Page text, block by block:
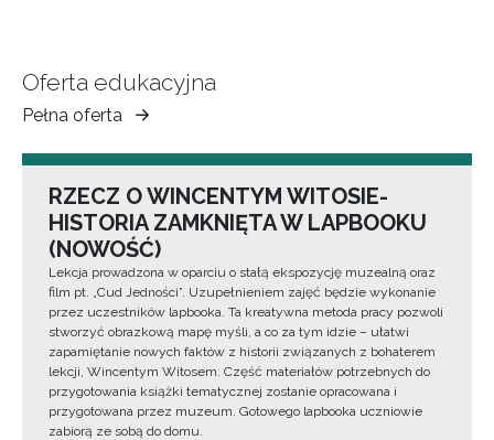
Oferta edukacyjna
Pełna oferta
Muzeum
Ziemi
RZECZ O WINCENTYM WITOSIE-
HISTORIA ZAMKNIĘTA W LAPBOOKU
(NOWOŚĆ)
Lekcja prowadzona w oparciu o stałą ekspozycję muzealną oraz
film pt. „Cud Jedności”. Uzupełnieniem zajęć będzie wykonanie
przez uczestników lapbooka. Ta kreatywna metoda pracy pozwoli
stworzyć obrazkową mapę myśli, a co za tym idzie – ułatwi
zapamiętanie nowych faktów z historii związanych z bohaterem
lekcji, Wincentym Witosem. Część materiałów potrzebnych do
przygotowania książki tematycznej zostanie opracowana i
przygotowana przez muzeum. Gotowego lapbooka uczniowie
zabiorą ze sobą do domu.